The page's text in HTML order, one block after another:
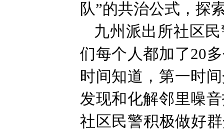
队”的共治公式，探
九州派出所社区
们每个人都加了20
时间知道，第一时
发现和化解邻里噪
社区民警积极做好